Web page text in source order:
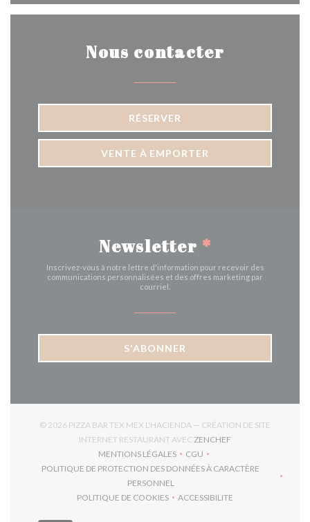
Nous contacter
RÉSERVER
VENTE À EMPORTER
Newsletter *
Inscrivez-vous à notre lettre d'information pour recevoir des
communications personnalisées et des offres marketing par
courriel.
S'ABONNER
© 2026 PIZZA BAR TEX MEX L'HACIENDA — CRÉATION DE SITE
INTERNET RESTAURANT AVEC ZENCHEF
MENTIONS LÉGALES
((OUVRE UNE NOUVELLE FENÊTRE))
CGU
((OUVRE UNE NOUVELLE
POLITIQUE DE PROTECTION DES DONNÉES À CARACTÈRE
PERSONNEL((OUVRE UNE NOUVELLE FENÊTRE))
POLITIQUE DE COOKIES
((OUVRE UNE NOUVELLE FENÊTRE))
ACCESSIBILITE
((OUVRE UNE NOUVELLE